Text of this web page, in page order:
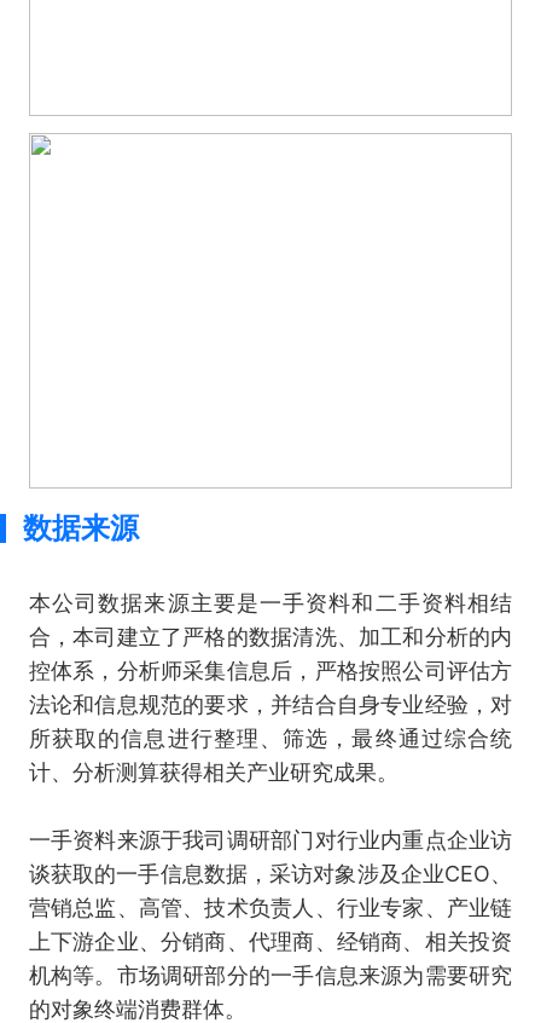
数据来源
本公司数据来源主要是一手资料和二手资料相结
合，本司建立了严格的数据清洗、加工和分析的内
控体系，分析师采集信息后，严格按照公司评估方
法论和信息规范的要求，并结合自身专业经验，对
所获取的信息进行整理、筛选，最终通过综合统
计、分析测算获得相关产业研究成果。
一手资料来源于我司调研部门对行业内重点企业访
谈获取的一手信息数据，采访对象涉及企业CEO、
营销总监、高管、技术负责人、行业专家、产业链
上下游企业、分销商、代理商、经销商、相关投资
机构等。市场调研部分的一手信息来源为需要研究
的对象终端消费群体。